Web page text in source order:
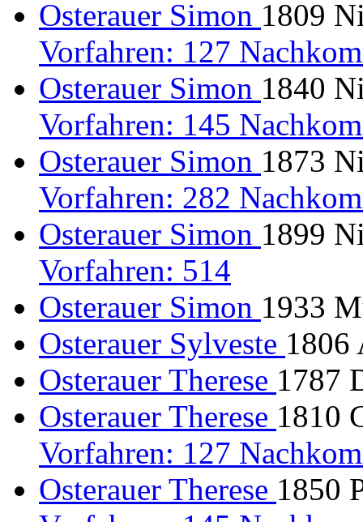
Osterauer Simon 1809
Vorfahren: 127
Osterauer Simon 1840
Vorfahren: 145
Osterauer Simon 1873
Vorfahren: 282
Osterauer Simon 1899
Vorfahren: 514
Osterauer Simon 1933
Osterauer Sylveste 1806
Osterauer Therese 1787
Osterauer Therese 1810
Vorfahren: 127
Osterauer Therese 1850